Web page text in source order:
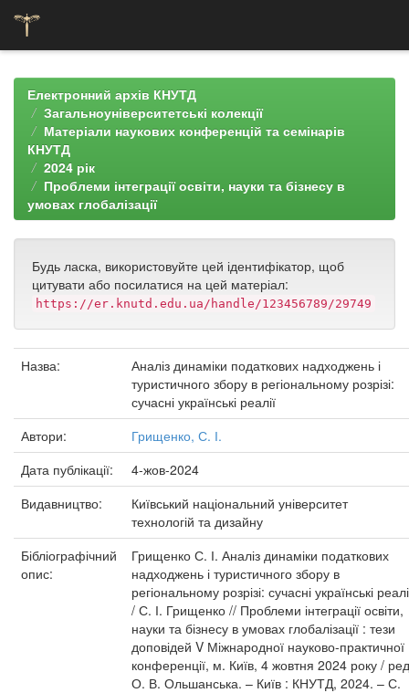
navigationЕлектронний архів КНУТД
Загальноуніверситетські колекції
Матеріали наукових конференцій та семінарів
КНУТД
2024 рік
Проблеми інтеграції освіти, науки та бізнесу в
умовах глобалізації
Будь ласка, використовуйте цей ідентифікатор, щоб
цитувати або посилатися на цей матеріал:
https://er.knutd.edu.ua/handle/123456789/29749
Назва:
Аналіз динаміки податкових надходжень і
туристичного збору в регіональному розрізі:
сучасні українські реалії
Автори:
Грищенко, С. І.
Дата публікації:
4-жов-2024
Видавництво:
Київський національний університет
технологій та дизайну
Бібліографічний
опис:
Грищенко С. І. Аналіз динаміки податкових
надходжень і туристичного збору в
регіональному розрізі: сучасні українські
/ С. І. Грищенко // Проблеми інтеграції освіти,
науки та бізнесу в умовах глобалізації : тези
доповідей V Міжнародної науково-практичної
конференції, м. Київ, 4 жовтня 2024 року /
О. В. Ольшанська. – Київ : КНУТД, 2024. – С.